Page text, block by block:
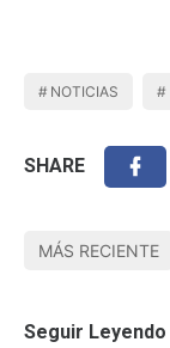
NOTICIAS
SHARE
MÁS RECIENTE
Seguir Leyendo